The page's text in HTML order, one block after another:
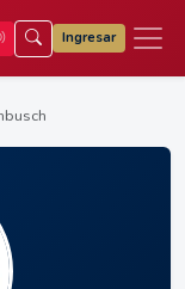
Ingresar